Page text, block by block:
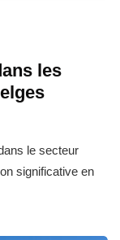
les
le secteur
significative en